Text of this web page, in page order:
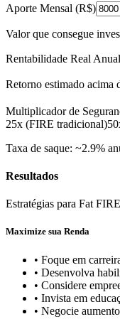
Aporte Mensal (R$)
Valor que consegue
Rentabilidade Real
Retorno estimado acima
Multiplicador de
25x (FIRE tradicional)
Taxa de saque: ~2.9%
Resultados
Estratégias para Fat FIRE
Maximize sua Renda
• Foque em
• Desenvolva
• Considere
• Invista em
• Negocie